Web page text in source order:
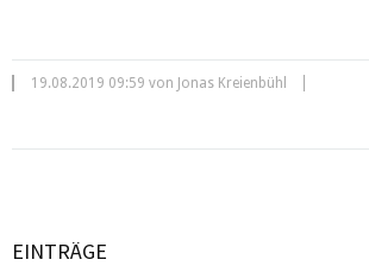
19.08.2019 09:59 von Jonas Kreienbühl
EINTRÄGE